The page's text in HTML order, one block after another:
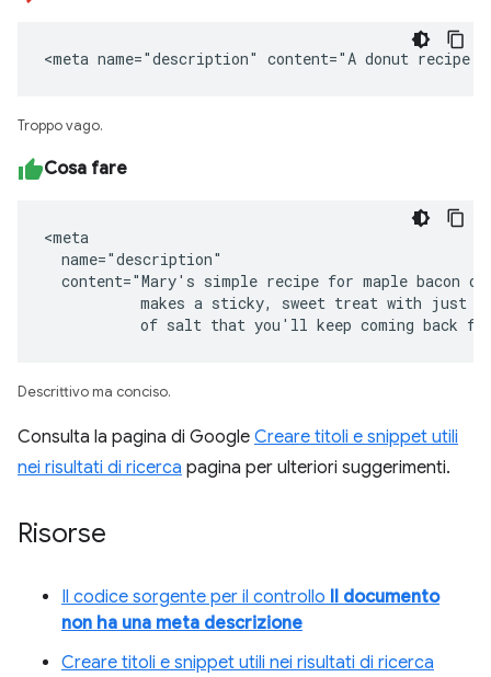
<meta name="description" content="A donut
Troppo vago.
Cosa fare
<meta
  name="description"
content="Mary's simple recipe for maple bacon
makes a sticky, sweet treat with just a
of salt that you'll keep coming back
Descrittivo ma conciso.
Consulta la pagina di Google Creare titoli e snippet utili
nei risultati di ricerca pagina per ulteriori suggerimenti.
Risorse
Il codice sorgente per il controllo Il documento
non ha una meta descrizione
Creare titoli e snippet utili nei risultati di ricerca